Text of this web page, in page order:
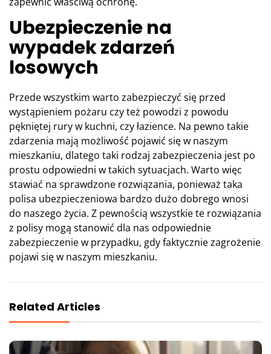
Ubezpieczenie na
wypadek zdarzeń
losowych
Przede wszystkim warto zabezpieczyć się przed
wystąpieniem pożaru czy też powodzi z powodu
pękniętej rury w kuchni, czy łazience. Na pewno takie
zdarzenia mają możliwość pojawić się w naszym
mieszkaniu, dlatego taki rodzaj zabezpieczenia jest po
prostu odpowiedni w takich sytuacjach. Warto więc
stawiać na sprawdzone rozwiązania, ponieważ taka
polisa ubezpieczeniowa bardzo dużo dobrego wnosi
do naszego życia. Z pewnością wszystkie te rozwiązania
z polisy mogą stanowić dla nas odpowiednie
zabezpieczenie w przypadku, gdy faktycznie zagrożenie
pojawi się w naszym mieszkaniu.
Related Articles